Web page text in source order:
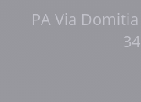
PA Via